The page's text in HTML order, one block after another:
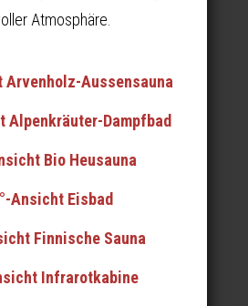
Atmosphäre.
Arvenholz-Aussensauna
Alpenkräuter-Dampfbad
Bio Heusauna
Ansicht Eisbad
Finnische Sauna
Infrarotkabine